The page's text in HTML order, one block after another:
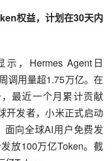
权益，计划在30天内
，Hermes Agent日
调用量超1.75万亿。在
最近一个月累计贡献
开发者，小米正式启动
面向全球AI用户免费发
放100万亿Token。截